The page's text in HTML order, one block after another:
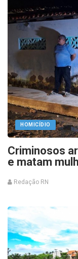
HOMICÍDIO
Criminosos
e matam
Redação RN